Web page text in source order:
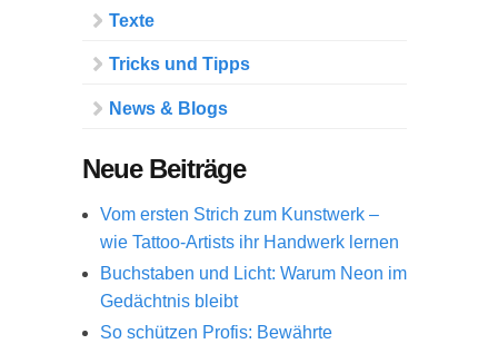
Texte
Tricks und Tipps
News & Blogs
Neue Beiträge
Vom ersten Strich zum Kunstwerk –
wie Tattoo-Artists ihr Handwerk lernen
Buchstaben und Licht: Warum Neon im
Gedächtnis bleibt
So schützen Profis: Bewährte